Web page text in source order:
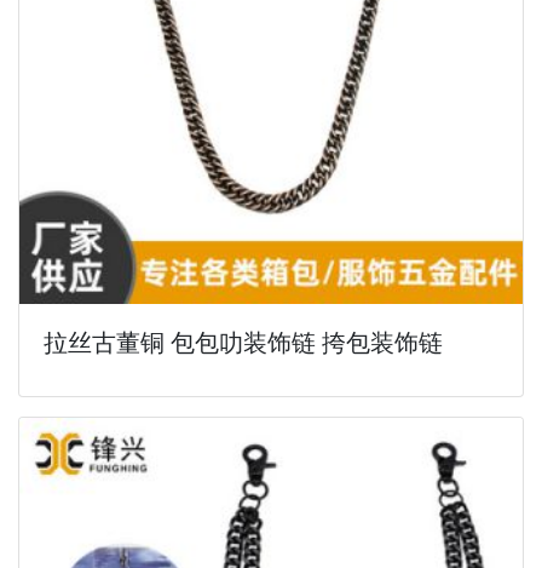
拉丝古董铜 包包叻装饰链 挎包装饰链